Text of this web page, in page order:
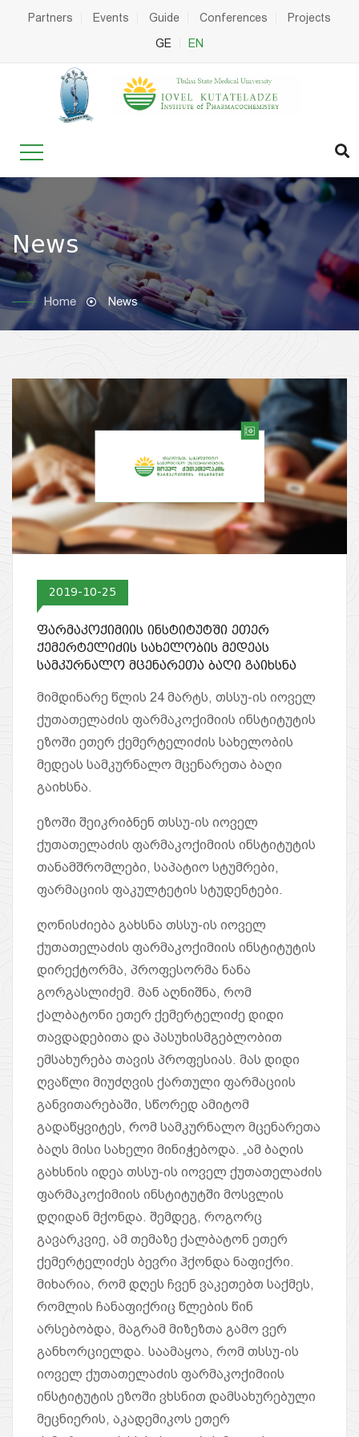
Partners Events Guide Conferences
Projects
GE
EN
News
Home News
2019-10-25
ფარმაკოქიმიის ინსტიტუტში ეთერ
ქემერტელიძის სახელობის მედეას
სამკურნალო მცენარეთა ბაღი გაიხსნა
მიმდინარე წლის 24 მარტს, თსსუ-ის იოველ
ქუთათელაძის ფარმაკოქიმიის ინსტიტუტის
ეზოში ეთერ ქემერტელიძის სახელობის
მედეას სამკურნალო მცენარეთა ბაღი
გაიხსნა.
ეზოში შეიკრიბნენ თსსუ-ის იოველ
ქუთათელაძის ფარმაკოქიმიის ინსტიტუტის
თანამშრომლები, საპატიო სტუმრები,
ფარმაციის ფაკულტეტის სტუდენტები.
ღონისძიება გახსნა თსსუ-ის იოველ
ქუთათელაძის ფარმაკოქიმიის ინსტიტუტის
დირექტორმა, პროფესორმა ნანა
გორგასლიძემ. მან აღნიშნა, რომ
ქალბატონი ეთერ ქემერტელიძე დიდი
თავდადებითა და პასუხისმგებლობით
ემსახურება თავის პროფესიას. მას დიდი
ღვაწლი მიუძღვის ქართული ფარმაციის
განვითარებაში, სწორედ ამიტომ
გადაწყვიტეს, რომ სამკურნალო მცენარეთა
ბაღს მისი სახელი მინიჭებოდა. „ამ ბაღის
გახსნის იდეა თსსუ-ის იოველ ქუთათელაძის
ფარმაკოქიმიის ინსტიტუტში მოსვლის
დღიდან მქონდა. შემდეგ, როგორც
გავარკვიე, ამ თემაზე ქალბატონ ეთერ
ქემერტელიძეს ბევრი ჰქონდა ნაფიქრი.
მიხარია, რომ დღეს ჩვენ ვაკეთებთ საქმეს,
რომლის ჩანაფიქრიც წლების წინ
არსებობდა, მაგრამ მიზეზთა გამო ვერ
განხორციელდა. საამაყოა, რომ თსსუ-ის
იოველ ქუთათელაძის ფარმაკოქიმიის
ინსტიტუტის ეზოში ვხსნით დამსახურებული
მეცნიერის, აკადემიკოს ეთერ